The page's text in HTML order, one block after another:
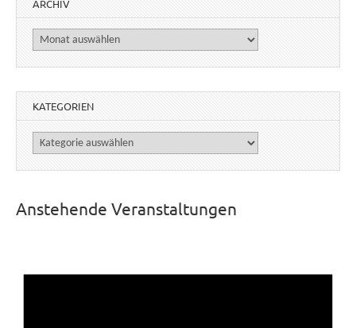
ARCHIV
Archiv
KATEGORIEN
Kategorien
Anstehende Veranstaltungen